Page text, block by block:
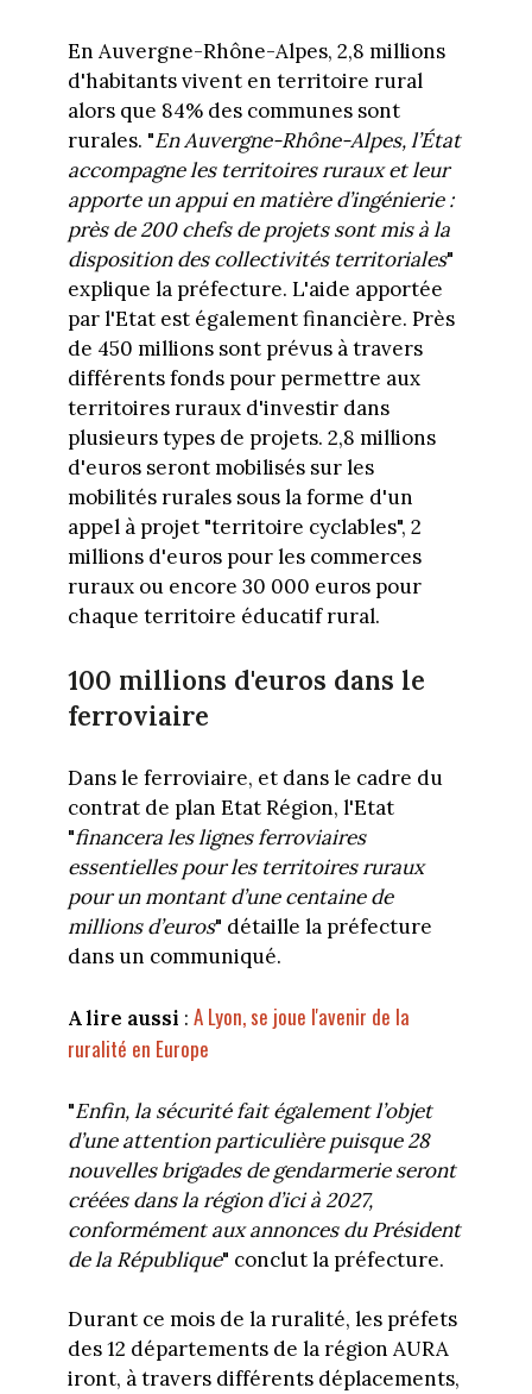
En Auvergne-Rhône-Alpes, 2,8 millions
d'habitants vivent en territoire rural
alors que 84% des communes sont
rurales. "En Auvergne-Rhône-Alpes, l’État
accompagne les territoires ruraux et leur
apporte un appui en matière d’ingénierie :
près de 200 chefs de projets sont mis à la
disposition des collectivités territoriales"
explique la préfecture. L'aide apportée
par l'Etat est également financière. Près
de 450 millions sont prévus à travers
différents fonds pour permettre aux
territoires ruraux d'investir dans
plusieurs types de projets. 2,8 millions
d'euros seront mobilisés sur les
mobilités rurales sous la forme d'un
appel à projet "territoire cyclables", 2
millions d'euros pour les commerces
ruraux ou encore 30 000 euros pour
chaque territoire éducatif rural.
100 millions d'euros dans le
ferroviaire
Dans le ferroviaire, et dans le cadre du
contrat de plan Etat Région, l'Etat
"financera les lignes ferroviaires
essentielles pour les territoires ruraux
pour un montant d’une centaine de
millions d’euros" détaille la préfecture
dans un communiqué.
A lire aussi : A Lyon, se joue l'avenir de la
ruralité en Europe
"Enfin, la sécurité fait également l’objet
d’une attention particulière puisque 28
nouvelles brigades de gendarmerie seront
créées dans la région d’ici à 2027,
conformément aux annonces du Président
de la République" conclut la préfecture.
Durant ce mois de la ruralité, les préfets
des 12 départements de la région AURA
iront, à travers différents déplacements,